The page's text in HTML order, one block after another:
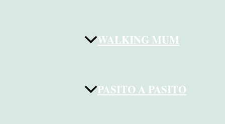
WALKING MUM
PASITO A PASITO